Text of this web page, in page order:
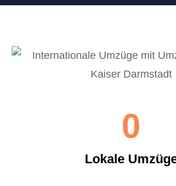
Lokale
0